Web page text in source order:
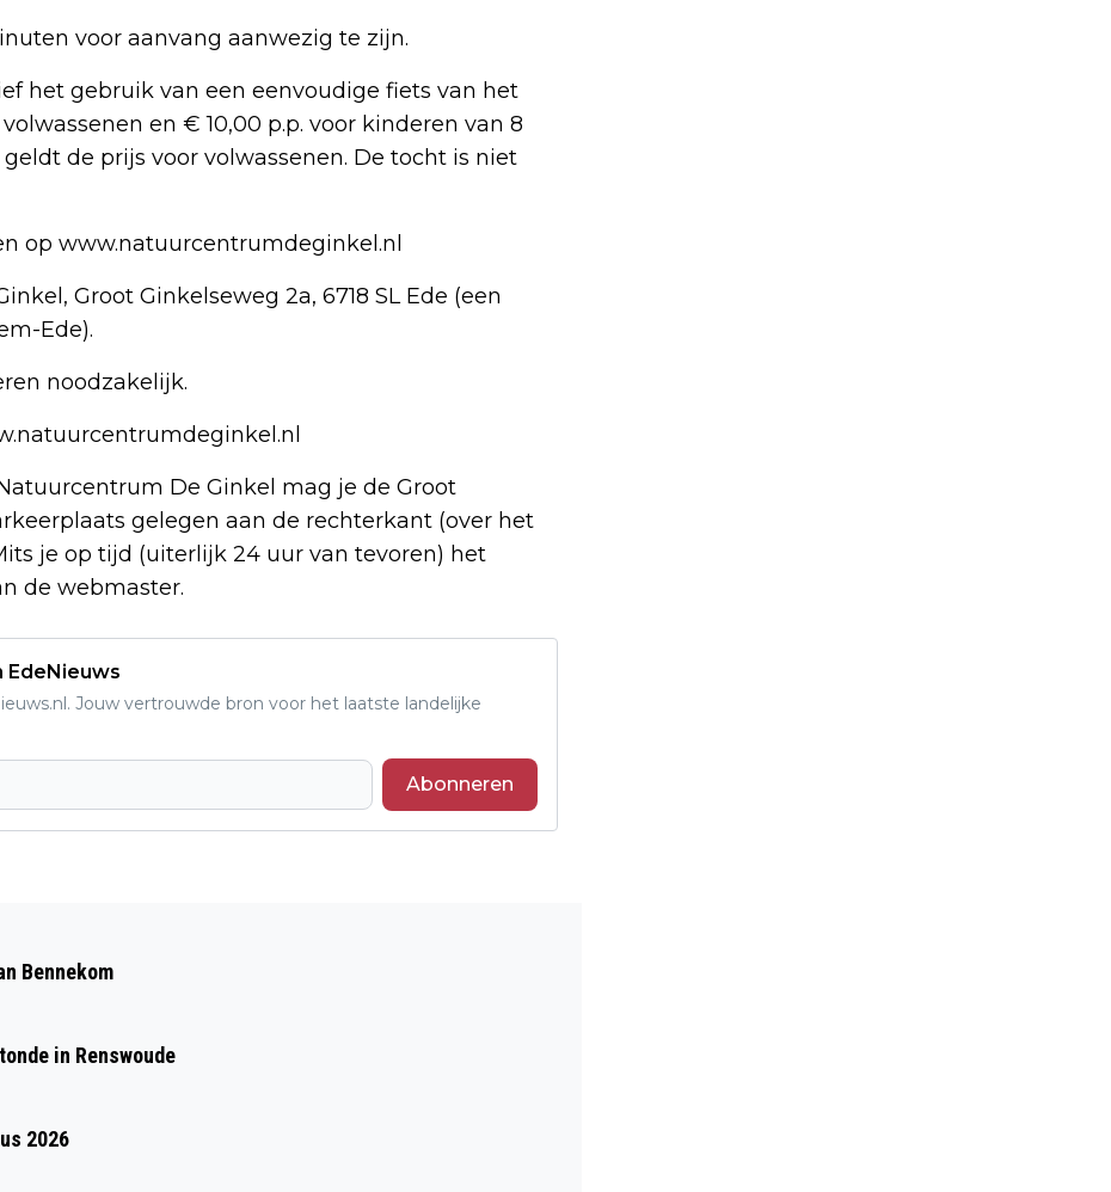
voor aanvang aanwezig te zijn.
het gebruik van een eenvoudige fiets van het
en € 10,00 p.p. voor kinderen van 8
de prijs voor volwassenen. De tocht is niet
op www.natuurcentrumdeginkel.nl
Groot Ginkelseweg 2a, 6718 SL Ede (een
Ede).
noodzakelijk.
De Ginkel mag je de Groot
gelegen aan de rechterkant (over het
je op tijd (uiterlijk 24 uur van tevoren) het
de webmaster.
EdeNieuws
Jouw vertrouwde bron voor het laatste landelijke
Abonneren
SALONTAFEL KIEZEN
Bennekom
in Renswoude
2026